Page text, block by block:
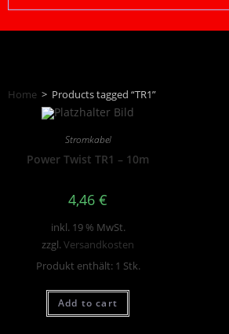
Home > Products tagged “TR1”
Stromkabel
Power Twist TR1 – 10m
4,46 €
inkl. 19 % MwSt.
zzgl.Versandkosten
Produkt enthält: 1 Stk.
Add to cart